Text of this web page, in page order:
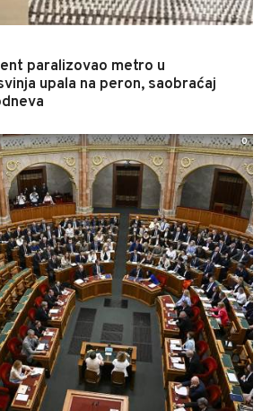
paralizovao metro u
upala na peron, saobraćaj
0